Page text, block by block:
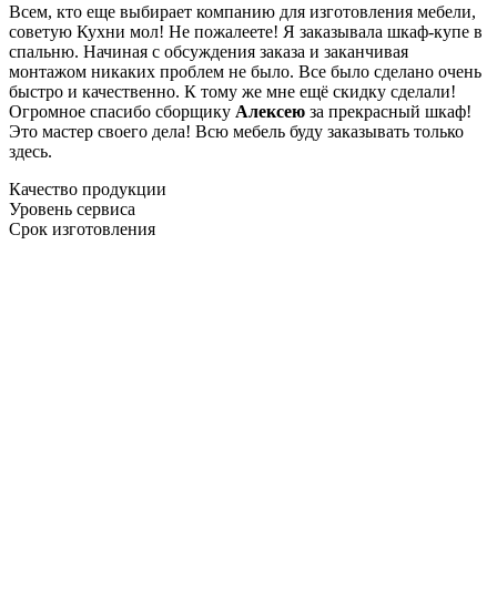
Всем, кто еще выбирает компанию для изготовления мебели,
советую Кухни мол! Не пожалеете! Я заказывала шкаф-купе в
спальню. Начиная с обсуждения заказа и заканчивая
монтажом никаких проблем не было. Все было сделано очень
быстро и качественно. К тому же мне ещё скидку сделали!
Огромное спасибо сборщику Алексею за прекрасный шкаф!
Это мастер своего дела! Всю мебель буду заказывать только
здесь.
Качество продукции
Уровень сервиса
Срок изготовления